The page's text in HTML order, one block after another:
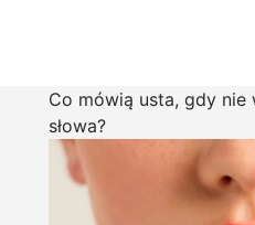
Co mówią usta, gdy nie
słowa?